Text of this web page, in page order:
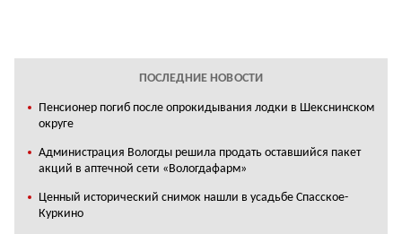
ПОСЛЕДНИЕ НОВОСТИ
Пенсионер погиб после опрокидывания лодки в Шекснинском
округе
Администрация Вологды решила продать оставшийся пакет
акций в аптечной сети «Вологдафарм»
Ценный исторический снимок нашли в усадьбе Спасское-
Куркино